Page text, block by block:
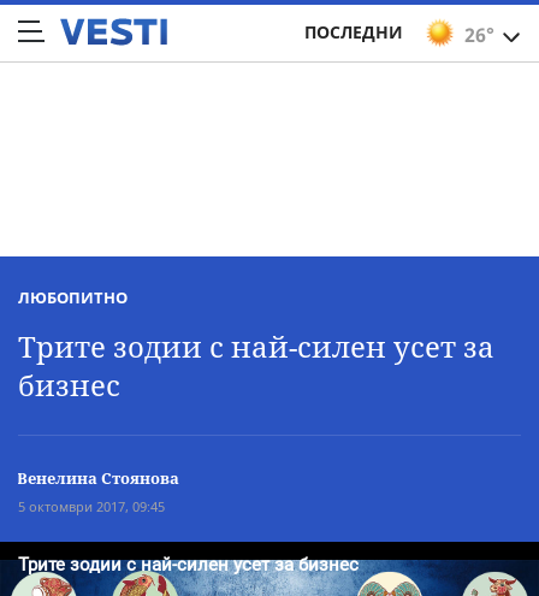
26°
ПОСЛЕДНИ
ЛЮБОПИТНО
Трите зодии с най-силен усет за
бизнес
Венелина Стоянова
5 октомври 2017, 09:45